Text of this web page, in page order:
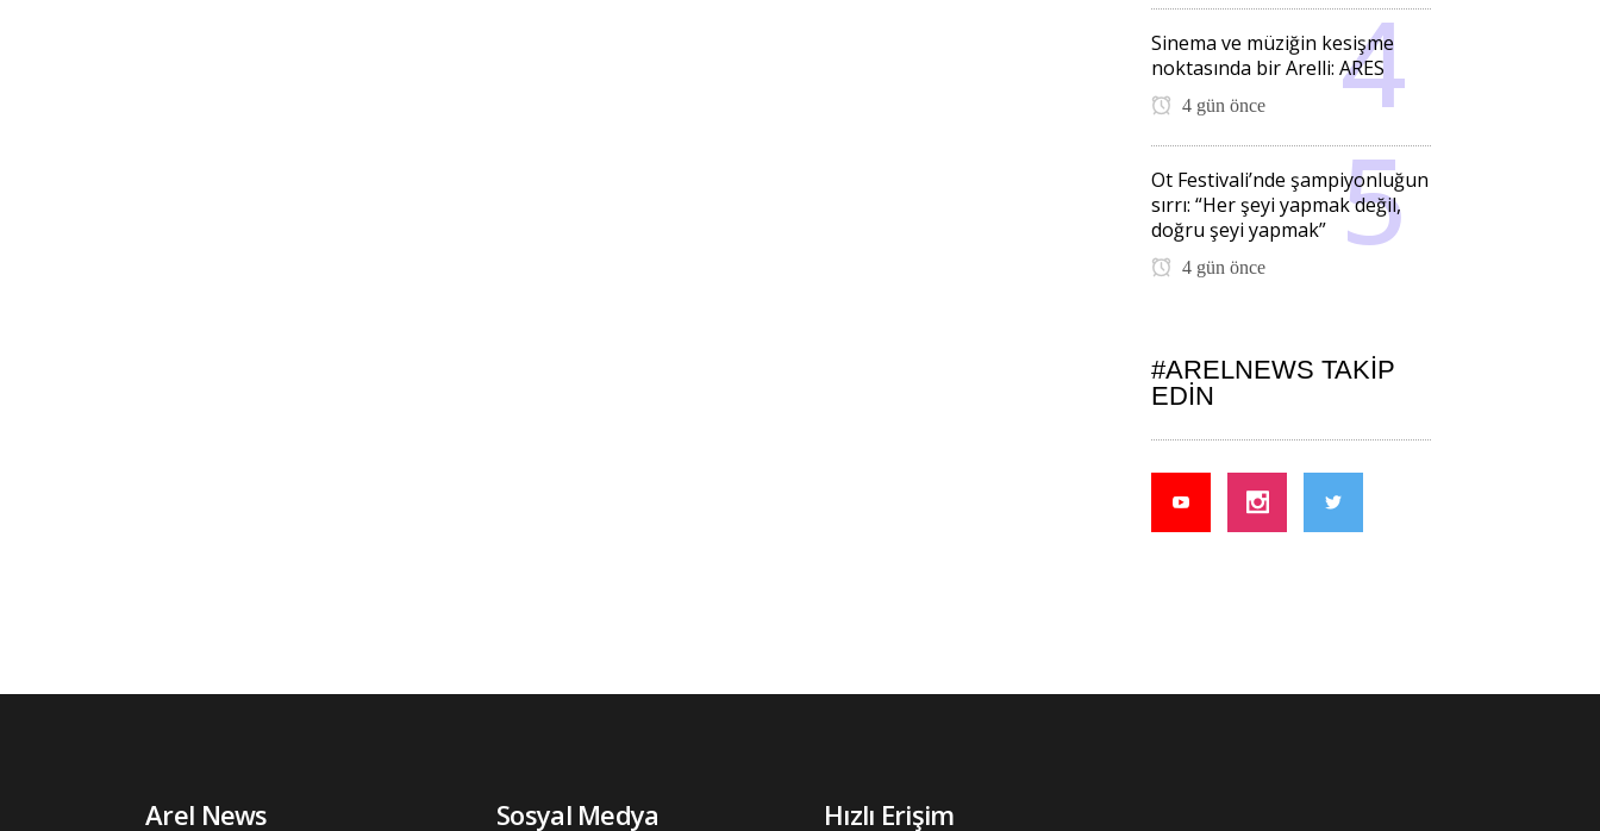
Sinema ve müziğin kesişme
noktasında bir Arelli: ARES
4 gün önce
Ot Festivali’nde şampiyonluğun
sırrı: “Her şeyi yapmak değil,
doğru şeyi yapmak”
4 gün önce
#ARELNEWS TAKIP
EDIN
Arel News Sosyal Medya Hızlı Erişim